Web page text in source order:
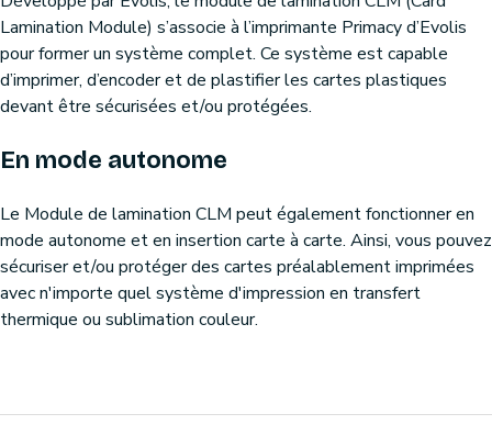
Lamination Module) s’associe à l’imprimante Primacy d’Evolis
pour former un système complet. Ce système est capable
d’imprimer, d’encoder et de plastifier les cartes plastiques
devant être sécurisées et/ou protégées.
En mode autonome
Le Module de lamination CLM peut également fonctionner en
mode autonome et en insertion carte à carte. Ainsi, vous pouvez
sécuriser et/ou protéger des cartes préalablement imprimées
avec n'importe quel système d'impression en transfert
thermique ou sublimation couleur.